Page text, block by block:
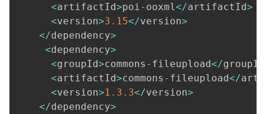
<artifactId>poi - ooxml </artifactId>
<version>3.15</version>
</dependency>
<dependency>
<groupId>commons - fileupload</groupId
<artifactId>commons - fileupload</
<version>1.3 .3</version>
</dependency>